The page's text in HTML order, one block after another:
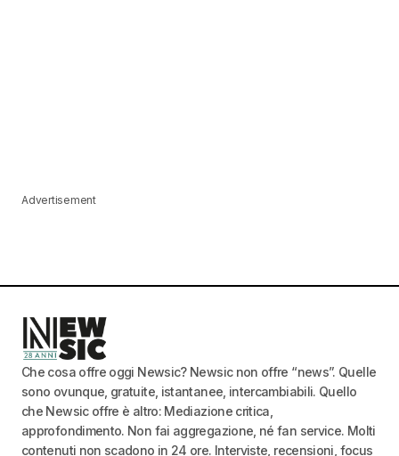
Advertisement
Che cosa offre oggi Newsic? Newsic non offre “news”. Quelle
sono ovunque, gratuite, istantanee, intercambiabili. Quello
che Newsic offre è altro: Mediazione critica,
approfondimento. Non fai aggregazione, né fan service. Molti
contenuti non scadono in 24 ore. Interviste, recensioni, focus